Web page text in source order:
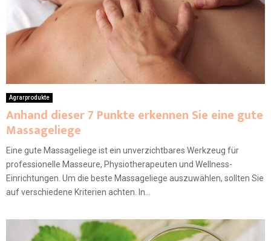
Agrarprodukte
Anhand dieser 7 Punkte erkennen Sie eine gute
Massageliege
Eine gute Massageliege ist ein unverzichtbares Werkzeug für
professionelle Masseure, Physiotherapeuten und Wellness-
Einrichtungen. Um die beste Massageliege auszuwählen, sollten Sie
auf verschiedene Kriterien achten. In...